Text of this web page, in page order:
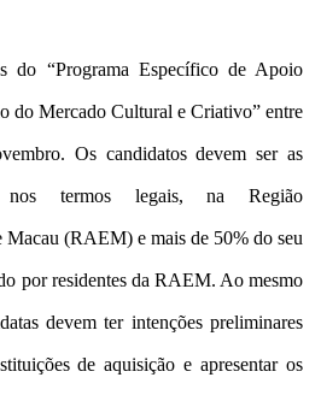
do “Programa Específico de Apoio
do Mercado Cultural e Criativo” entre
Os candidatos devem ser as
nos termos legais, na Região
(RAEM) e mais de 50% do seu
por residentes da RAEM. Ao mesmo
devem ter intenções preliminares
de aquisição e apresentar os